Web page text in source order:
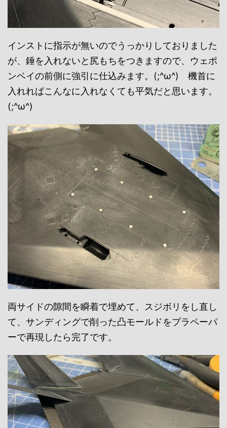
インストに指示が無いのでうっかりしておりました
が、錘を入れないと尻もちをつきますので、ウェポ
ンベイの前側に強引に仕込みます。(;^ω^) 機首に
入れればこんなに入れなくても平気だと思います。
(;^ω^)
両サイドの隙間を瞬着で埋めて、スジボリをし直し
て、サンディングで削った凸モールドをプラペーパ
ーで再現したら完了です。